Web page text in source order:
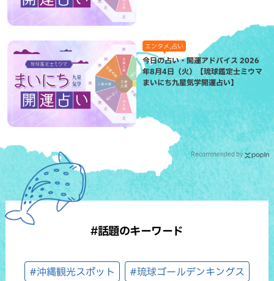
エンタメ,占い
今日の占い・開運アドバイス 2026
年8月4日（火）【琉球鑑定士ミウマ
まいにち九星気学開運占い】
Recommended by
#話題のキーワード
#沖縄観光スポット #琉球ゴールデンキングス